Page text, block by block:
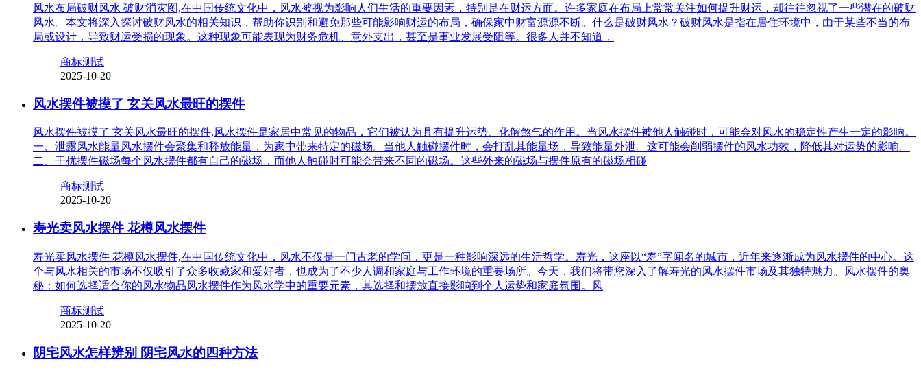
风水布局破财风水 破财消灾图,在中国传统文化中，风水被视为影响人们生活的重要因素，特别是在财运方面。许多家庭在布局上常常关注如何提升财运，却往往忽视了一些潜在的破财
风水。本文将深入探讨破财风水的相关知识，帮助你识别和避免那些可能影响财运的布局，确保家中财富源源不断。什么是破财风水？破财风水是指在居住环境中，由于某些不当的布
局或设计，导致财运受损的现象。这种现象可能表现为财务危机、意外支出，甚至是事业发展受阻等。很多人并不知道，
商标测试
2025-10-20
风水摆件被摸了 玄关风水最旺的摆件
风水摆件被摸了 玄关风水最旺的摆件,风水摆件是家居中常见的物品，它们被认为具有提升运势、化解煞气的作用。当风水摆件被他人触碰时，可能会对风水的稳定性产生一定的影响。
一、泄露风水能量风水摆件会聚集和释放能量，为家中带来特定的磁场。当他人触碰摆件时，会打乱其能量场，导致能量外泄。这可能会削弱摆件的风水功效，降低其对运势的影响。
二、干扰摆件磁场每个风水摆件都有自己的磁场，而他人触碰时可能会带来不同的磁场。这些外来的磁场与摆件原有的磁场相碰
商标测试
2025-10-20
寿光卖风水摆件 花樽风水摆件
寿光卖风水摆件 花樽风水摆件,在中国传统文化中，风水不仅是一门古老的学问，更是一种影响深远的生活哲学。寿光，这座以“寿”字闻名的城市，近年来逐渐成为风水摆件的中心。这
个与风水相关的市场不仅吸引了众多收藏家和爱好者，也成为了不少人调和家庭与工作环境的重要场所。今天，我们将带您深入了解寿光的风水摆件市场及其独特魅力。风水摆件的奥
秘：如何选择适合你的风水物品风水摆件作为风水学中的重要元素，其选择和摆放直接影响到个人运势和家庭氛围。风
商标测试
2025-10-20
阴宅风水怎样辨别 阴宅风水的四种方法